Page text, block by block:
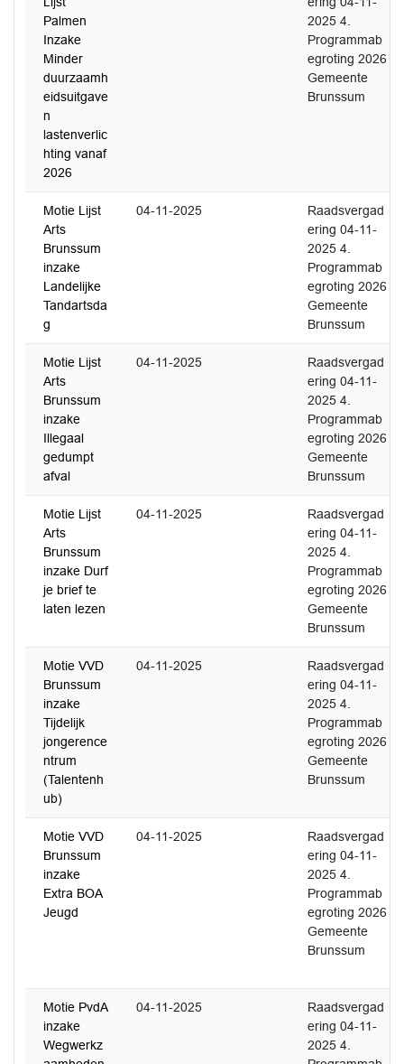
Palmen
Inzake
Minder
duurzaamh
eidsuitgave
n
lastenverlic
hting vanaf
2026
2025 4.
Programmab
egroting 2026
Gemeente
Brunssum
Motie Lijst
Arts
Brunssum
inzake
Landelijke
Tandartsda
g
04-11-2025
Raadsvergad
ering 04-11-
2025 4.
Programmab
egroting 2026
Gemeente
Brunssum
Motie Lijst
Arts
Brunssum
inzake
Illegaal
gedumpt
afval
04-11-2025
Raadsvergad
ering 04-11-
2025 4.
Programmab
egroting 2026
Gemeente
Brunssum
Motie Lijst
Arts
Brunssum
inzake Durf
je brief te
laten lezen
04-11-2025
Raadsvergad
ering 04-11-
2025 4.
Programmab
egroting 2026
Gemeente
Brunssum
Motie VVD
Brunssum
inzake
Tijdelijk
jongerence
ntrum
(Talentenh
ub)
04-11-2025
Raadsvergad
ering 04-11-
2025 4.
Programmab
egroting 2026
Gemeente
Brunssum
Motie VVD
Brunssum
inzake
Extra BOA
Jeugd
04-11-2025
Raadsvergad
ering 04-11-
2025 4.
Programmab
egroting 2026
Gemeente
Brunssum
Motie PvdA
inzake
Wegwerkz
04-11-2025
Raadsvergad
ering 04-11-
2025 4.